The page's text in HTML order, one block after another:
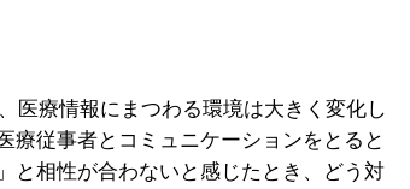
医療情報にまつわる環境は大きく変化し
療従事者とコミュニケーションをとると
と相性が合わないと感じたとき、どう対